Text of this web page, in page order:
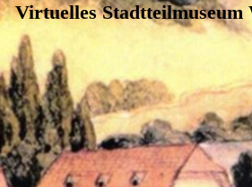
Virtuelles